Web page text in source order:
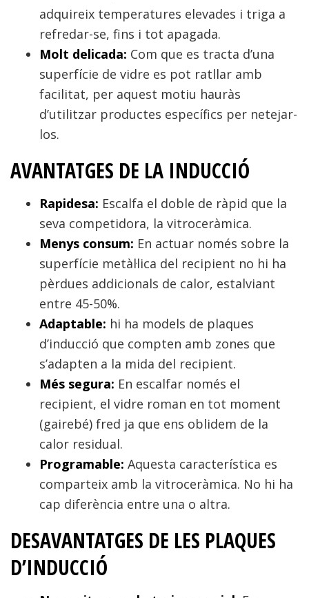
adquireix temperatures elevades i triga a
refredar-se, fins i tot apagada.
Molt delicada: Com que es tracta d’una
superfície de vidre es pot ratllar amb
facilitat, per aquest motiu hauràs
d’utilitzar productes específics per netejar-
los.
AVANTATGES DE LA INDUCCIÓ
Rapidesa: Escalfa el doble de ràpid que la
seva competidora, la vitroceràmica.
Menys consum: En actuar només sobre la
superfície metàl·lica del recipient no hi ha
pèrdues addicionals de calor, estalviant
entre 45-50%.
Adaptable: hi ha models de plaques
d’inducció que compten amb zones que
s’adapten a la mida del recipient.
Més segura: En escalfar només el
recipient, el vidre roman en tot moment
(gairebé) fred ja que ens oblidem de la
calor residual.
Programable: Aquesta característica es
comparteix amb la vitroceràmica. No hi ha
cap diferència entre una o altra.
DESAVANTATGES DE LES PLAQUES
D’INDUCCIÓ